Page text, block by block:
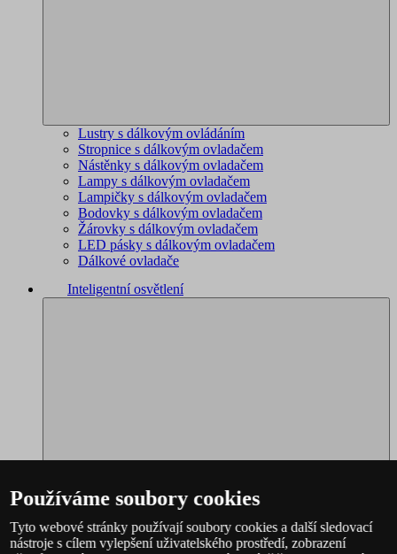
Lustry s dálkovým ovládáním
Stropnice s dálkovým ovladačem
Nástěnky s dálkovým ovladačem
Lampy s dálkovým ovladačem
Lampičky s dálkovým ovladačem
Bodovky s dálkovým ovladačem
Žárovky s dálkovým ovladačem
LED pásky s dálkovým ovladačem
Dálkové ovladače
Inteligentní osvětlení
Používáme soubory cookies
Tyto webové stránky používají soubory cookies a další sledovací
nástroje s cílem vylepšení uživatelského prostředí, zobrazení